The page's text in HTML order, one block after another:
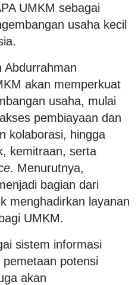
UMKM sebagai
usaha kecil
Abdurrahman
akan memperkuat
usaha, mulai
pembiayaan dan
kolaborasi, hingga
kemitraan, serta
. Menurutnya,
bagian dari
menghadirkan layanan
UMKM.
sistem informasi
potensi
akan